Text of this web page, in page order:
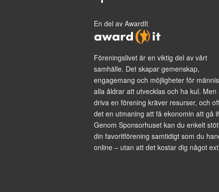
En del av AwardIt
Föreningslivet är en viktig del av vårt
samhälle. Det skapar gemenskap,
engagemang och möjligheter för
alla åldrar att utvecklas och ha kul. Men
driva en förening kräver resurser, och
det en utmaning att få ekonomin att gå
Genom Sponsorhuset kan du enkelt
din favoritförening samtidigt som du
online – utan att det kostar dig något